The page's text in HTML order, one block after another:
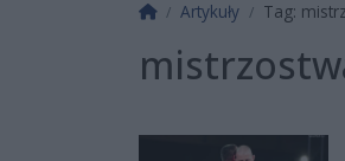
Strona główna
Artykuły Tag: